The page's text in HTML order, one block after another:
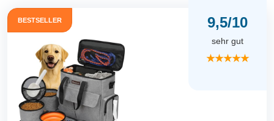
BESTSELLER 9,5/10
sehr gut
★★★★★